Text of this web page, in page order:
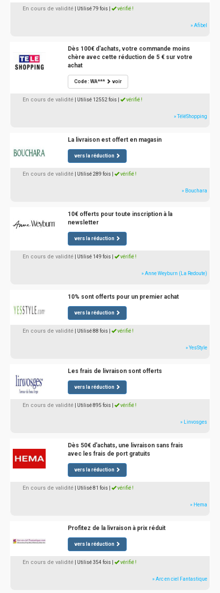
En cours de validité | Utilisé 79 fois vérifié !
» Afibel
Dès 100€ d'achats, votre commande moins
chère avec cette réduction de 5 € sur votre
achat
Code : WA*** voir
En cours de validité | Utilisé 12552 fois vérifié !
» TéléShopping
La livraison est offert en magasin
vers la réduction
En cours de validité | Utilisé 289 fois vérifié !
» Bouchara
10€ offerts pour toute inscription à la
newsletter
vers la réduction
En cours de validité | Utilisé 149 fois vérifié !
» Anne Weyburn (La Redoute)
10% sont offerts pour un premier achat
vers la réduction
En cours de validité | Utilisé 88 fois vérifié !
» YesStyle
Les frais de livraison sont offerts
vers la réduction
En cours de validité | Utilisé 895 fois vérifié !
» Linvosges
Dès 50€ d'achats, une livraison sans frais
avec les frais de port gratuits
vers la réduction
En cours de validité | Utilisé 81 fois vérifié !
» Hema
Profitez de la livraison à prix réduit
vers la réduction
En cours de validité | Utilisé 354 fois vérifié !
» Arc en ciel Fantastique